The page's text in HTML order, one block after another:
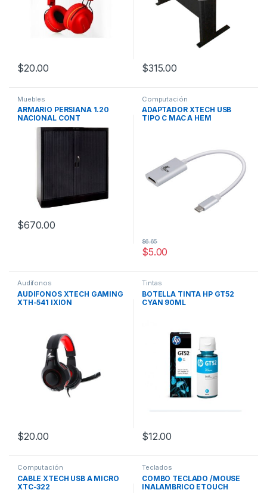
$20.00 $315.00
Muebles
ARMARIO PERSIANA 1.20
NACIONAL CONT
$670.00
Computación
ADAPTADOR XTECH USB
TIPO C MAC A HEM
$5.00
$6.65
Audifonos
AUDIFONOS XTECH GAMING
XTH-541 IXION
$20.00
Tintas
BOTELLA TINTA HP GT52
CYAN 90ML
$12.00
Computación
CABLE XTECH USB A MICRO
XTC-322
Teclados
COMBO TECLADO /MOUSE
INALAMBRICO ETOUCH